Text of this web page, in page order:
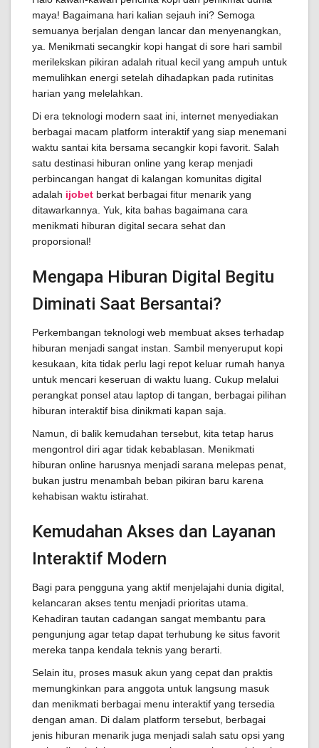
maya! Bagaimana hari kalian sejauh ini? Semoga
semuanya berjalan dengan lancar dan menyenangkan,
ya. Menikmati secangkir kopi hangat di sore hari sambil
merilekskan pikiran adalah ritual kecil yang ampuh untuk
memulihkan energi setelah dihadapkan pada rutinitas
harian yang melelahkan.
Di era teknologi modern saat ini, internet menyediakan
berbagai macam platform interaktif yang siap menemani
waktu santai kita bersama secangkir kopi favorit. Salah
satu destinasi hiburan online yang kerap menjadi
perbincangan hangat di kalangan komunitas digital
adalah ijobet berkat berbagai fitur menarik yang
ditawarkannya. Yuk, kita bahas bagaimana cara
menikmati hiburan digital secara sehat dan
proporsional!
Mengapa Hiburan Digital Begitu
Diminati Saat Bersantai?
Perkembangan teknologi web membuat akses terhadap
hiburan menjadi sangat instan. Sambil menyeruput kopi
kesukaan, kita tidak perlu lagi repot keluar rumah hanya
untuk mencari keseruan di waktu luang. Cukup melalui
perangkat ponsel atau laptop di tangan, berbagai pilihan
hiburan interaktif bisa dinikmati kapan saja.
Namun, di balik kemudahan tersebut, kita tetap harus
mengontrol diri agar tidak kebablasan. Menikmati
hiburan online harusnya menjadi sarana melepas penat,
bukan justru menambah beban pikiran baru karena
kehabisan waktu istirahat.
Kemudahan Akses dan Layanan
Interaktif Modern
Bagi para pengguna yang aktif menjelajahi dunia digital,
kelancaran akses tentu menjadi prioritas utama.
Kehadiran tautan cadangan sangat membantu para
pengunjung agar tetap dapat terhubung ke situs favorit
mereka tanpa kendala teknis yang berarti.
Selain itu, proses masuk akun yang cepat dan praktis
memungkinkan para anggota untuk langsung masuk
dan menikmati berbagai menu interaktif yang tersedia
dengan aman. Di dalam platform tersebut, berbagai
jenis hiburan menarik juga menjadi salah satu opsi yang